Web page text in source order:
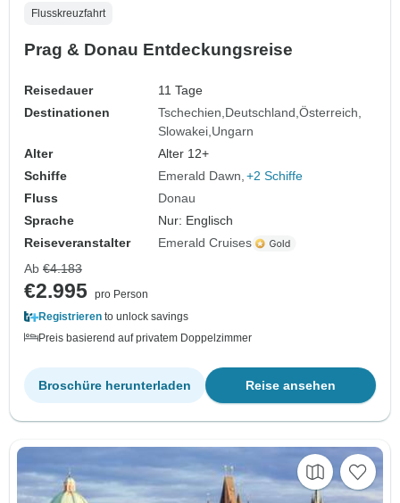
Flusskreuzfahrt
Prag & Donau Entdeckungsreise
Reisedauer
11 Tage
Destinationen
Tschechien Deutschland Österreich
Slowakei Ungarn
Alter
Alter 12+
Schiffe
Emerald Dawn +2 Schiffe
Fluss
Donau
Sprache
Nur: Englisch
Reiseveranstalter
Emerald Cruises
Ab €4.183
€2.995 pro Person
Registrieren to unlock savings
Preis basierend auf privatem Doppelzimmer
Reise ansehen
Broschüre herunterladen